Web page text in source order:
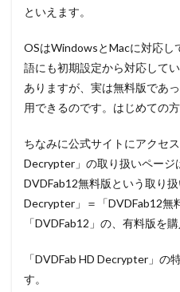
2.3
DVDFab
Decrypter
を使って
ピーする
2.4
HD
Decrypter
の無料版
と有料版
の違い
め
といえます。
OSはWindowsとMacに対応し
語にも初期設定から対応して
ありますが、実は無料版であ
用できるのです。はじめての
ちなみに公式サイトにアクセ
Decrypter」の取り扱いページ
DVDFab12無料版という取り
Decrypter」＝「DVDFab12無
「DVDFab12」の、有料版を
「DVDFab HD Decrypter」の
す。